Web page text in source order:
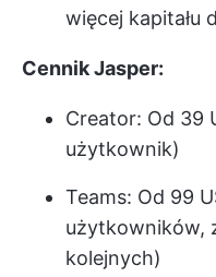
więcej kapitału
Cennik Jasper:
Creator: Od 39
użytkownik)
Teams: Od 99
użytkowników,
kolejnych)